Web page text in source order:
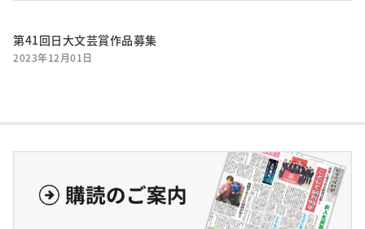
第41回日大文芸賞作品募集
2023年12月01日